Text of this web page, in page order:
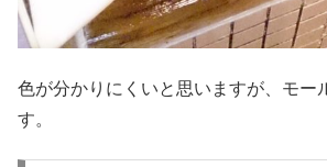
色が分かりにくいと思いますが、モー
す。